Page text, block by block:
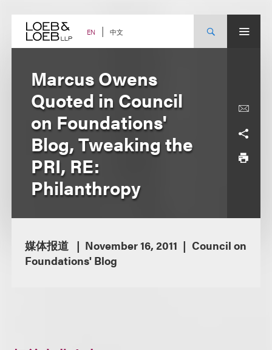
content EN 中文
Marcus Owens
Quoted in Council
on Foundations'
Blog, Tweaking the
PRI, RE:
Philanthropy
媒体报道 November 16, 2011
Council on
Foundations' Blog